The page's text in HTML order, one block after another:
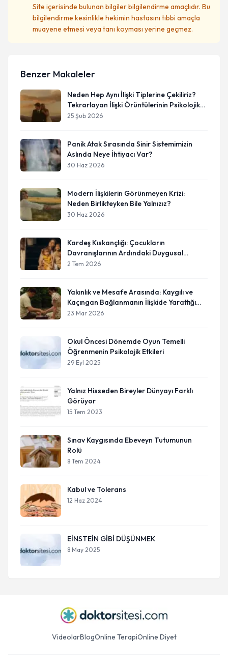
Site içerisinde bulunan bilgiler bilgilendirme amaçlıdır. Bu
bilgilendirme kesinlikle hekimin hastasını tıbbi amaçla
muayene etmesi veya tanı koyması yerine geçmez.
Benzer Makaleler
Neden Hep Aynı İlişki Tiplerine Çekiliriz?
Tekrarlayan İlişki Örüntülerinin Psikolojik
Kökenleri
25 Şub 2026
Panik Atak Sırasında Sinir Sistemimizin
Aslında Neye İhtiyacı Var?
30 Haz 2026
Modern İlişkilerin Görünmeyen Krizi:
Neden Birlikteyken Bile Yalnızız?
30 Haz 2026
Kardeş Kıskançlığı: Çocukların
Davranışlarının Ardındaki Duygusal
Gerçeklik
2 Tem 2026
Yakınlık ve Mesafe Arasında: Kaygılı ve
Kaçıngan Bağlanmanın İlişkide Yarattığı
Döngü
23 Mar 2026
Okul Öncesi Dönemde Oyun Temelli
Öğrenmenin Psikolojik Etkileri
29 Eyl 2025
Yalnız Hisseden Bireyler Dünyayı Farklı
Görüyor
15 Tem 2023
Sınav Kaygısında Ebeveyn Tutumunun
Rolü
8 Tem 2024
Kabul ve Tolerans
12 Haz 2024
EİNSTEİN GİBİ DÜŞÜNMEK
8 May 2025
VideolarBlogOnline TerapiOnline Diyet